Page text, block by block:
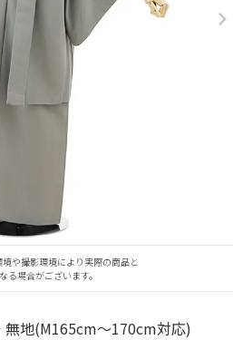
や撮影環境により実際の商品と
る場合がございます。
地(M165cm～170cm対応)